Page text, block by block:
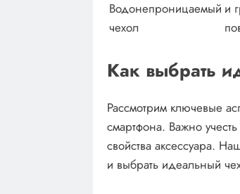
Водонепроницаемый
чехол
и
Как выбрать
Рассмотрим ключевые
смартфона. Важно
свойства аксессуара.
и выбрать идеальный